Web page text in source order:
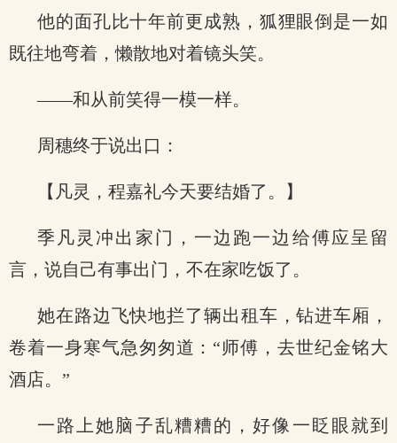
他的面孔比十年前更成熟，狐狸眼倒是一如
既往地弯着，懒散地对着镜头笑。
——和从前笑得一模一样。
周穗终于说出口：
【凡灵，程嘉礼今天要结婚了。】
季凡灵冲出家门，一边跑一边给傅应呈留
言，说自己有事出门，不在家吃饭了。
她在路边飞快地拦了辆出租车，钻进车厢，
卷着一身寒气急匆匆道：“师傅，去世纪金铭大
酒店。”
一路上她脑子乱糟糟的，好像一眨眼就到